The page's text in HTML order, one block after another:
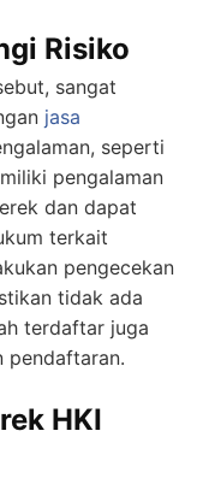
Risiko
sangat
jasa
seperti
pengalaman
dan dapat
terkait
pengecekan
tidak ada
terdaftar juga
pendaftaran.
HKI